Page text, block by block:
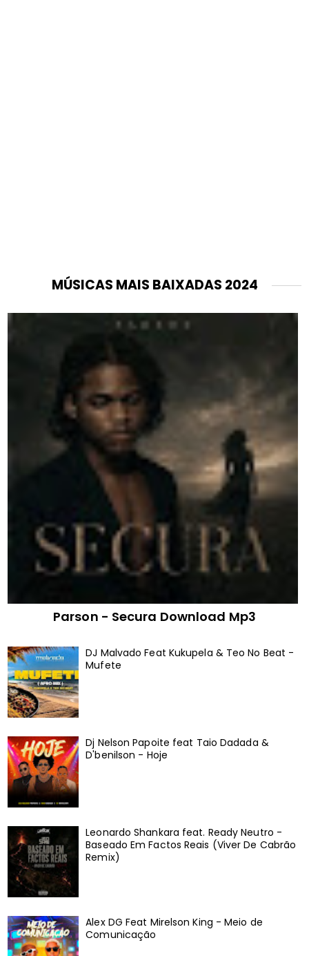
MÚSICAS MAIS BAIXADAS 2024
Parson - Secura Download Mp3
DJ Malvado Feat Kukupela & Teo No Beat -
Mufete
Dj Nelson Papoite feat Taio Dadada &
D'benilson - Hoje
Leonardo Shankara feat. Ready Neutro -
Baseado Em Factos Reais (Viver De Cabrão
Remix)
Alex DG Feat Mirelson King - Meio de
Comunicação